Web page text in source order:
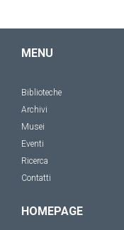
MENU
Biblioteche
Archivi
Musei
Eventi
Ricerca
Contatti
HOMEPAGE